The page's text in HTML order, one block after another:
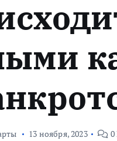
13 ноября, 2023